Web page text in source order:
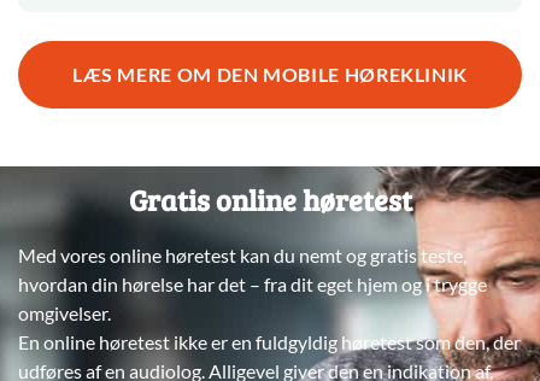
LÆS MERE OM DEN MOBILE HØREKLINIK
Gratis online høretest
Med vores online høretest kan du nemt og gratis teste,
hvordan din hørelse har det – fra dit eget hjem og i trygge
omgivelser.
En online høretest ikke er en fuldgyldig høretest som den, der
udføres af en audiolog. Alligevel giver den en indikation af,